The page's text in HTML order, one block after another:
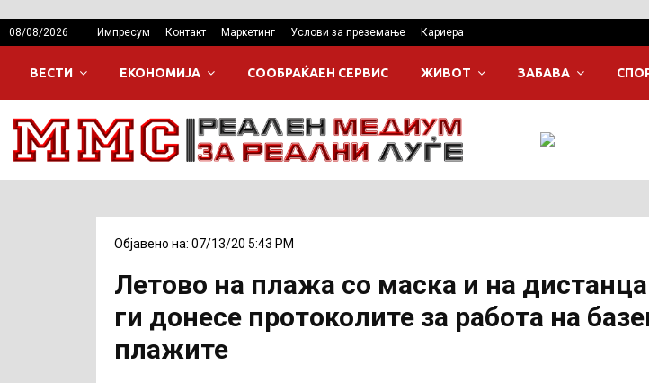
08/08/2026 Импресум Контакт Маркетинг Услови за преземање Кариера
ВЕСТИ ЕКОНОМИЈА СООБРАЌАЕН СЕРВИС ЖИВОТ ЗАБАВА
Објавено на: 07/13/20 5:43 PM
Летово на плажа со маска и на
ги донесе протоколите за работа на
плажите